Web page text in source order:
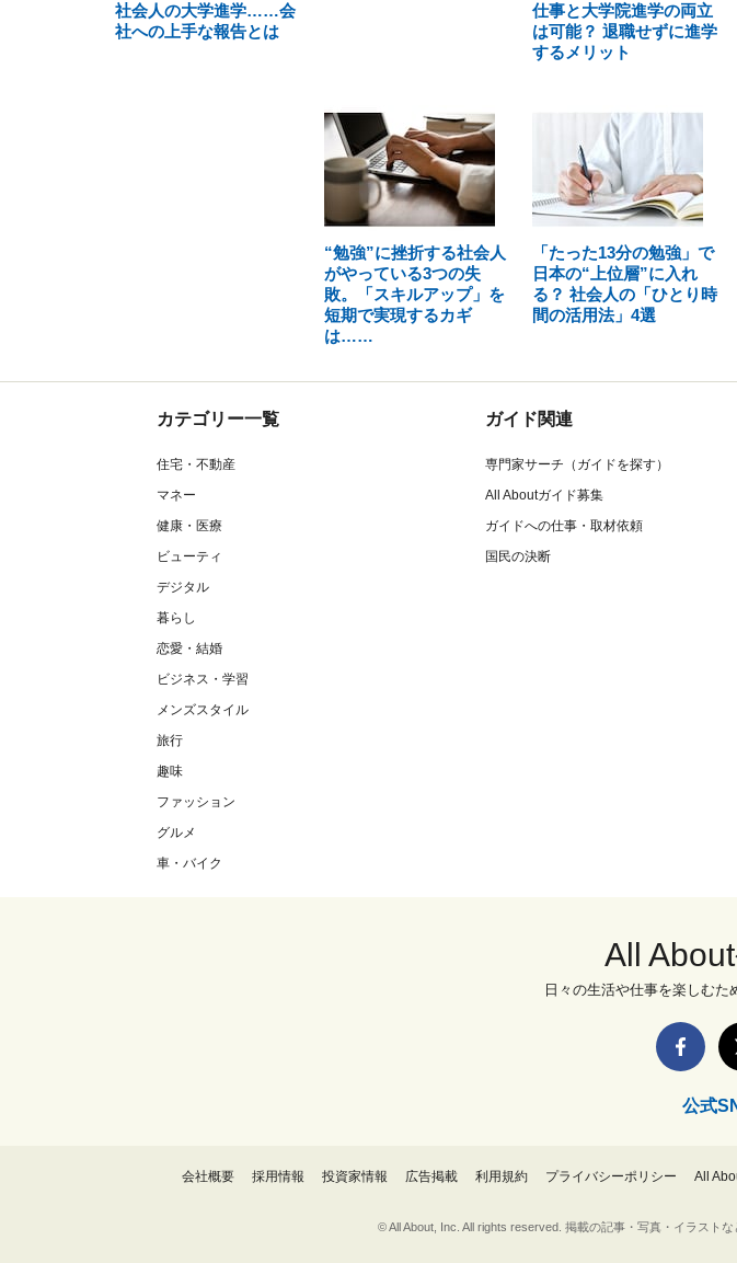
社会人の大学進学……会
社への上手な報告とは
仕事と大学院進学の両立
は可能？ 退職せずに進学
するメリット
“勉強”に挫折する社会人
がやっている3つの失
敗。「スキルアップ」を
短期で実現するカギ
は……
「たった13分の勉強」で
日本の“上位層”に入れ
る？ 社会人の「ひとり時
間の活用法」4選
カテゴリー一覧
住宅・不動産
マネー
健康・医療
ビューティ
デジタル
暮らし
恋愛・結婚
ビジネス・学習
メンズスタイル
旅行
趣味
ファッション
グルメ
車・バイク
ガイド関連
専門家サーチ（ガイドを探す）
All Aboutガイド募集
ガイドへの仕事・取材依頼
国民の決断
All
日々の生活や仕事を楽しむた
公式
会社概要 採用情報 投資家情報 広告掲載 利用規約 プライバシーポリシー All
© All About, Inc. All rights reserved. 掲載の記事・写真・イラスト